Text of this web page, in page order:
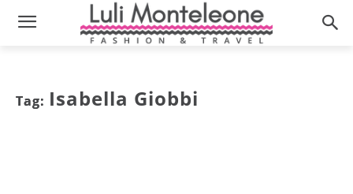
Tag: Isabella Giobbi